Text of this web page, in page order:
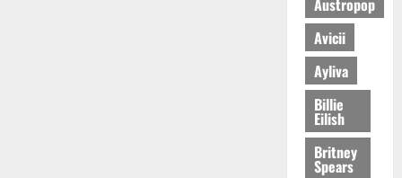
Avicii
Ayliva
Billie
Eilish
Britney
Spears